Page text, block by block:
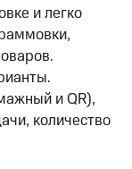
и легко
и QR),
количество